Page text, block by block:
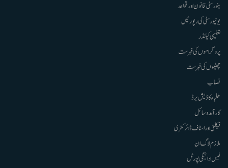
ینورسٹی قانون اور قواعد
یونیورسٹی کی رپورٹیں
تعلیمی کیلنڈر
پروگراموں کی فہرست
چھٹیوں کی فہرست
نصاب
طلباء کا ڈیش برڈ
کارآمد وسائل
فیکلٹی اور اسٹاف ڈائرکٹری
ملازم لاگ ان
فیس ادائیگی پورٹل